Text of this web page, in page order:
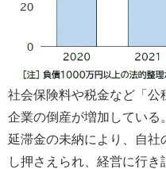
社会保険料や税金など「公
企業の倒産が増加している
延滞金の未納により、自社
し押さえられ、経営に行